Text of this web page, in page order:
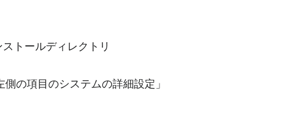
トールディレクトリ
の項目のシステムの詳細設定」